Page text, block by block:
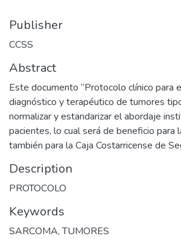
Publisher
CCSS
Abstract
Este documento “Protocolo clínico para
diagnóstico y terapéutico de tumores
normalizar y estandarizar el abordaje
pacientes, lo cual será de beneficio para
también para la Caja Costarricense de
Description
PROTOCOLO
Keywords
SARCOMA,TUMORES